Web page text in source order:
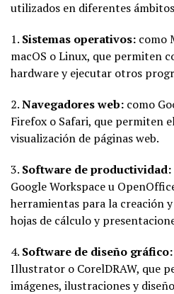
utilizados en diferentes
1. Sistemas operativos: como
macOS o Linux, que permiten
hardware y ejecutar otros
2.Navegadores web: como
Firefox o Safari, que permiten
visualización de páginas web.
3. Software de productividad:
Google Workspace u
herramientas para la creación
hojas de cálculo y
4. Software de diseño gráfico:
Illustrator o CorelDRAW, que
imágenes, ilustraciones y